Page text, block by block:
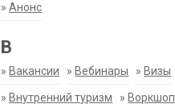
»Анонс
В
» Вакансии » Вебинары » Визы
» Внутренний туризм » Воркшоп